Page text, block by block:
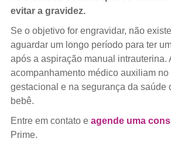
evitar a gravidez.
Se o objetivo for engravidar, não
aguardar um longo período para ter
após a aspiração manual intrauterina.
acompanhamento médico auxiliam
gestacional e na segurança da saúde
bebê.
Entre em contato e agende uma
Prime.